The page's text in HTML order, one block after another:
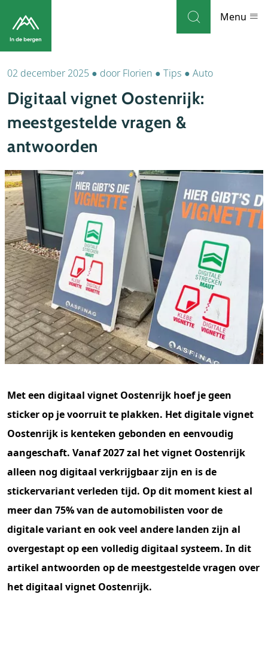
Menu
Bestemmingen
Weblog
Accommodaties
Thema's
Bezienswaardigheden
Tips
02 december 2025 ● door Florien ● Tips ● Auto
Digitaal vignet Oostenrijk:
meestgestelde vragen &
antwoorden
Met een digitaal vignet Oostenrijk hoef je geen
sticker op je voorruit te plakken. Het digitale vignet
Oostenrijk is kenteken gebonden en eenvoudig
aangeschaft. Vanaf 2027 zal het vignet Oostenrijk
alleen nog digitaal verkrijgbaar zijn en is de
stickervariant verleden tijd. Op dit moment kiest al
meer dan 75% van de automobilisten voor de
digitale variant en ook veel andere landen zijn al
overgestapt op een volledig digitaal systeem. In dit
artikel antwoorden op de meestgestelde vragen over
het digitaal vignet Oostenrijk.